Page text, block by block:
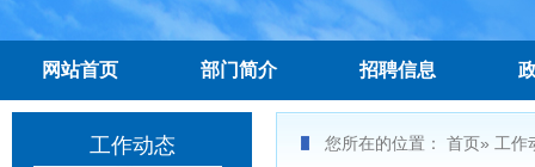
网站首页 部门简介 招聘信息
工作动态 您所在的位置： 首页» 工作